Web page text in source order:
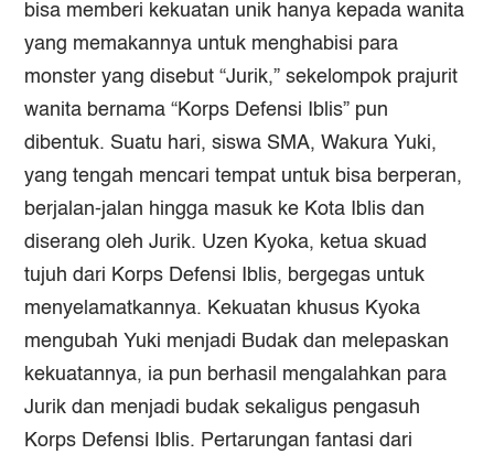
bisa memberi kekuatan unik hanya kepada wanita
yang memakannya untuk menghabisi para
monster yang disebut “Jurik,” sekelompok prajurit
wanita bernama “Korps Defensi Iblis” pun
dibentuk. Suatu hari, siswa SMA, Wakura Yuki,
yang tengah mencari tempat untuk bisa berperan,
berjalan-jalan hingga masuk ke Kota Iblis dan
diserang oleh Jurik. Uzen Kyoka, ketua skuad
tujuh dari Korps Defensi Iblis, bergegas untuk
menyelamatkannya. Kekuatan khusus Kyoka
mengubah Yuki menjadi Budak dan melepaskan
kekuatannya, ia pun berhasil mengalahkan para
Jurik dan menjadi budak sekaligus pengasuh
Korps Defensi Iblis. Pertarungan fantasi dari